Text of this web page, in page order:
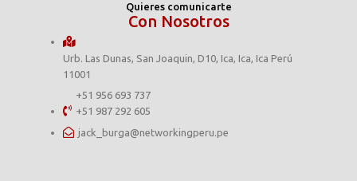
Quieres comunicarte
Con Nosotros
Urb. Las Dunas, San Joaquin, D10, Ica, Ica, Ica Perú
11001
+51 956 693 737
+51 987 292 605
jack_burga@networkingperu.pe